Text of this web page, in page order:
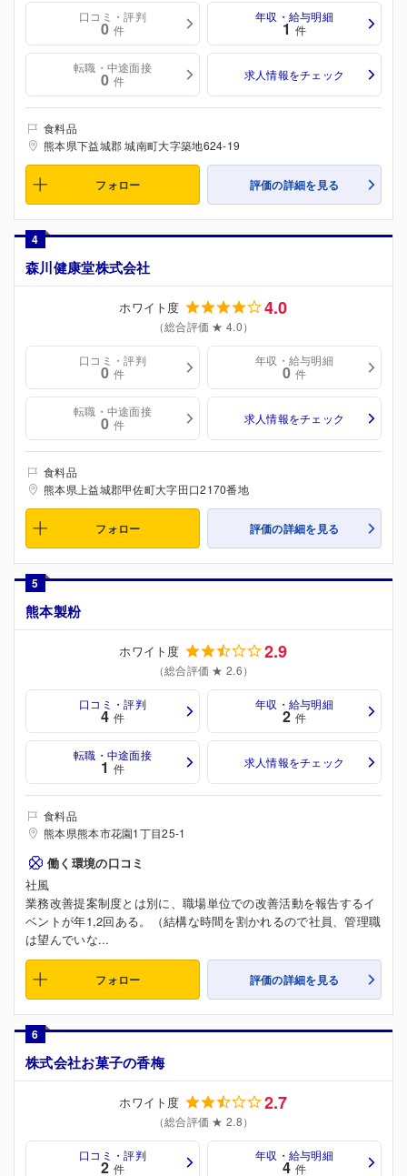
口コミ・評判
0 件
年収・給与明細
1 件
転職・中途面接
0 件 求人情報をチェック
食料品
熊本県下益城郡 城南町大字築地624-19
フォロー 評価の詳細を見る
4
森川健康堂株式会社
ホワイト度 4.0
（総合評価 ★ 4.0）
口コミ・評判
0 件
年収・給与明細
0 件
転職・中途面接
0 件 求人情報をチェック
食料品
熊本県上益城郡甲佐町大字田口2170番地
フォロー 評価の詳細を見る
5
熊本製粉
ホワイト度 2.9
（総合評価 ★ 2.6）
口コミ・評判
4 件
年収・給与明細
2 件
転職・中途面接
1 件 求人情報をチェック
食料品
熊本県熊本市花園1丁目25-1
働く環境の口コミ
社風
業務改善提案制度とは別に、職場単位での改善活動を報告するイ
ベントが年1,2回ある。（結構な時間を割かれるので社員、管理職
は望んでいな...
フォロー 評価の詳細を見る
6
株式会社お菓子の香梅
ホワイト度 2.7
（総合評価 ★ 2.8）
口コミ・評判
2 件
年収・給与明細
4 件